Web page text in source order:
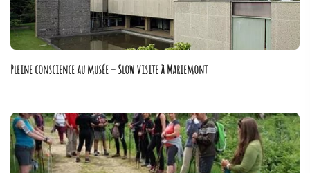
Pleine conscience au musée – Slow visite à Mariemont